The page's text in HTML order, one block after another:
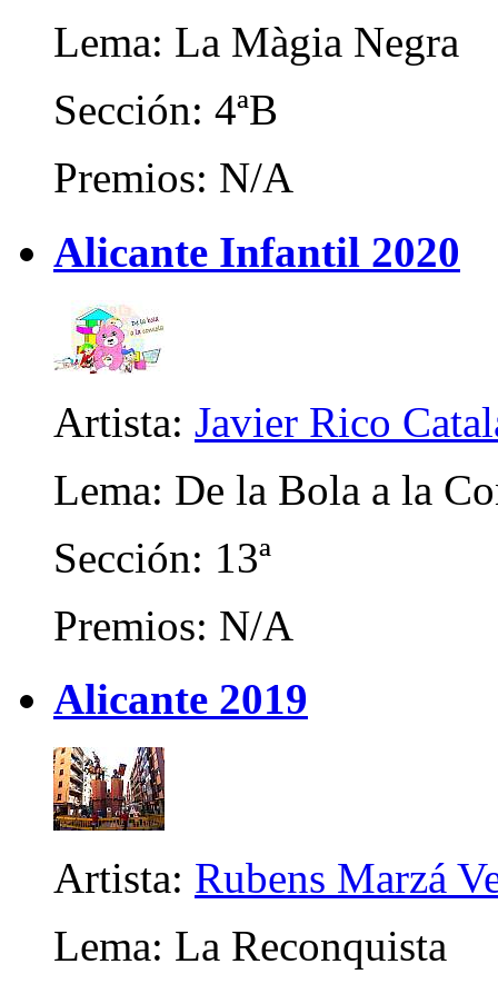
Lema: La Màgia Negra
Sección: 4ªB
Premios: N/A
Alicante Infantil 2020
Artista: Javier Rico
Lema: De la Bola a la
Sección: 13ª
Premios: N/A
Alicante 2019
Artista: Rubens Marzá
Lema: La Reconquista